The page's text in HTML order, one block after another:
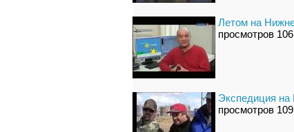
Летом на
просмотров 106
Экспедиция на
просмотров 109